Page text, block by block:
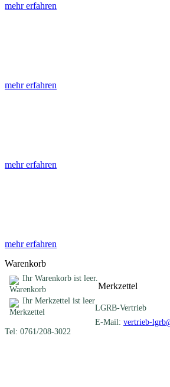
mehr erfahren
mehr erfahren
mehr erfahren
mehr erfahren
Warenkorb
Ihr Warenkorb ist leer.
Merkzettel
Ihr Merkzettel ist leer
LGRB-Vertrieb
E-Mail: vertrieb-
Tel: 0761/208-3022